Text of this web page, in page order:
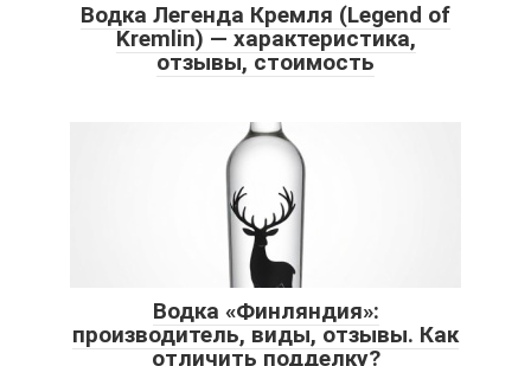
Водка Легенда Кремля (Legend of
Kremlin) — характеристика,
отзывы, стоимость
Водка «Финляндия»:
производитель, виды, отзывы. Как
отличить подделку?